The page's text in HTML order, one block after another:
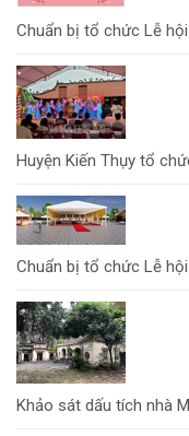
Chuẩn bị tổ chức Lễ hội
Huyện Kiến Thụy tổ
Chuẩn bị tổ chức Lễ
Khảo sát dấu tích nhà